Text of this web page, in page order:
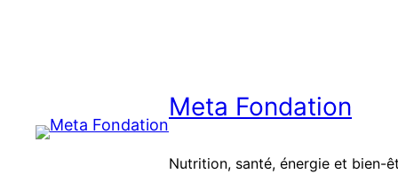
Meta Fondation
Nutrition, santé, énergie et bien-